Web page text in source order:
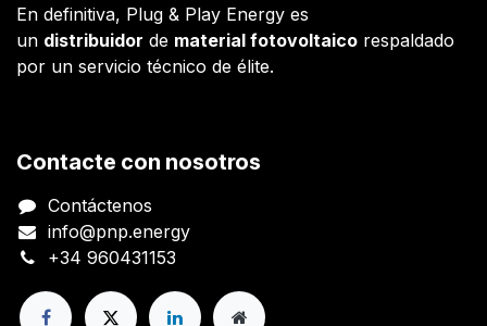
En definitiva, Plug & Play Energy es
un distribuidor de material fotovoltaico respaldado
por un servicio técnico de élite.
Contacte con nosotros
Contáctenos
info@pnp.energy
+34 960431153